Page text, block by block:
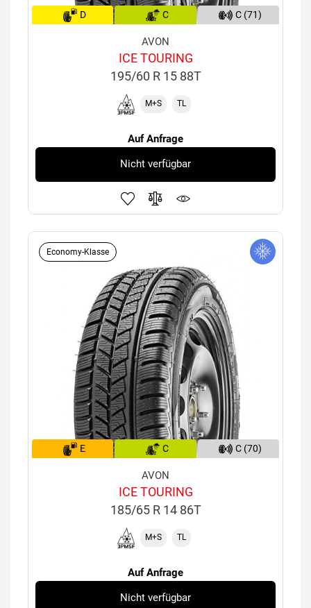
D C C (71)
AVON
ICE TOURING
195/60 R 15 88T
M+S TL
Auf Anfrage
Nicht verfügbar
Economy-Klasse
E C C (70)
AVON
ICE TOURING
185/65 R 14 86T
M+S TL
Auf Anfrage
Nicht verfügbar